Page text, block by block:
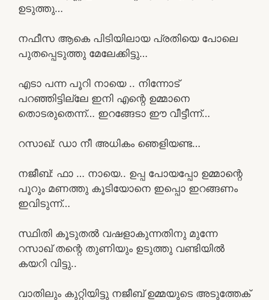
ഉടുത്തു…
നഫീസ ആകെ പിടിയിലായ പ്രതിയെ പോലെ
പുതപ്പെടുത്തു മേലേക്കിട്ടു…
എടാ പന്ന പൂറി നായെ .. നിന്നോട്
പറഞ്ഞിട്ടില്ലേ ഇനി എന്റെ ഉമ്മാനെ
തൊടരുതെന്ന്… ഇറങ്ങേടാ ഈ വീട്ടീന്ന്…
റസാഖ്: ഡാ നീ അധികം ഞെളിയണ്ട…
നജീബ്: ഫാ … നായെ.. ഉപ്പ പോയപ്പോ ഉമ്മാന്റെ
പൂറും മണത്തു കൂടിയോനെ ഇപ്പൊ ഇറങ്ങണം
ഇവിടുന്ന്…
സ്ഥിതി കൂടുതൽ വഷളാകുന്നതിനു മുന്നേ
റസാഖ് തന്റെ തുണിയും ഉടുത്തു വണ്ടിയിൽ
കയറി വിട്ടു..
വാതിലും കുറ്റിയിട്ടു നജീബ് ഉമ്മയുടെ അടുത്തേക്